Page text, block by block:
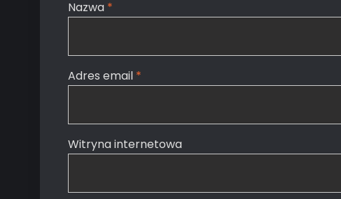
Nazwa *
Adres email *
Witryna internetowa